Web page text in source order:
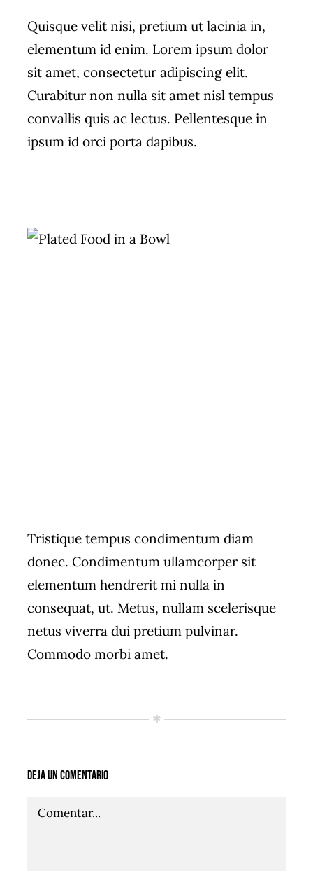
Quisque velit nisi, pretium ut lacinia in,
elementum id enim. Lorem ipsum dolor
sit amet, consectetur adipiscing elit.
Curabitur non nulla sit amet nisl tempus
convallis quis ac lectus. Pellentesque in
ipsum id orci porta dapibus.
Tristique tempus condimentum diam
donec. Condimentum ullamcorper sit
elementum hendrerit mi nulla in
consequat, ut. Metus, nullam scelerisque
netus viverra dui pretium pulvinar.
Commodo morbi amet.
Deja un comentario
Comentario